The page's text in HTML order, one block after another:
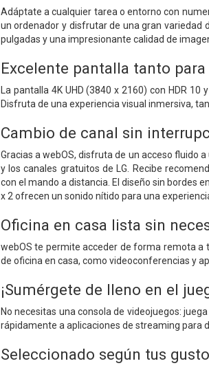
Adáptate a cualquier tarea o entorno con
un ordenador y disfrutar de una gran variedad
pulgadas y una impresionante calidad de
Excelente pantalla tanto
La pantalla 4K UHD (3840 x 2160) con HDR
Disfruta de una experiencia visual inmersiva,
Cambio de canal sin
Gracias a webOS, disfruta de un acceso fluido
y los canales gratuitos de LG. Recibe
con el mando a distancia. El diseño sin bordes
x 2 ofrecen un sonido nítido para una
Oficina en casa lista sin
webOS te permite acceder de forma remota a
de oficina en casa, como videoconferencias y
¡Sumérgete de lleno en el
No necesitas una consola de videojuegos:
rápidamente a aplicaciones de streaming para
Seleccionado según tus